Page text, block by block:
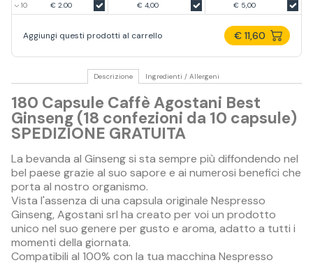
€ 2.00 € 4,00 € 5,00
Aggiungi questi prodotti al carrello € 11,60
Descrizione Ingredienti / Allergeni
180 Capsule Caffè Agostani Best
Ginseng (18 confezioni da 10 capsule)
SPEDIZIONE GRATUITA
La bevanda al Ginseng si sta sempre più diffondendo nel
bel paese grazie al suo sapore e ai numerosi benefici che
porta al nostro organismo.
Vista l'assenza di una capsula originale Nespresso
Ginseng, Agostani srl ha creato per voi un prodotto
unico nel suo genere per gusto e aroma, adatto a tutti i
momenti della giornata.
Compatibili al 100% con la tua macchina Nespresso